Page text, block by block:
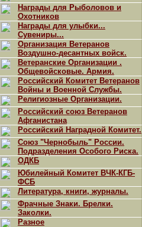
Награды для Рыболовов и
Охотников
Награды для улыбки...
Сувениры...
Организация Ветеранов
Воздушно-десантных войск.
Ветеранские Организации .
Общевойсковые. Армия.
Российский Комитет Ветеранов
Войны и Военной Службы.
Религиозные Организации.
Российский союз Ветеранов
Афганистана
Российский Наградной Комитет.
Союз "Чернобыль" России.
Подразделения Особого Риска.
ОДКБ
Юбилейный Комитет ВЧК-КГБ-
ФСБ
Литература, книги, журналы.
Фрачные Знаки. Брелки.
Заколки.
Разное